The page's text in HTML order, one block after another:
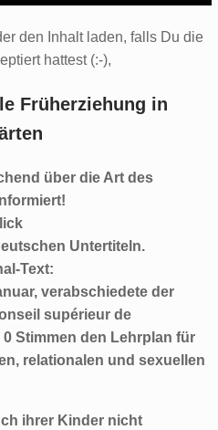
den Inhalt laden, falls Du die
hattest (:-),
Früherziehung in
über die Art des
Untertiteln.
Text:
verabschiedete der
supérieur de
0 Stimmen den Lehrplan für
relationalen und sexuellen
ihrer Kinder nicht